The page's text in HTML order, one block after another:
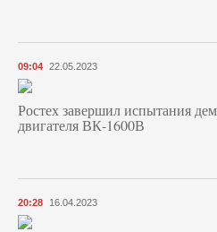
09:04 22.05.2023
Ростех завершил испытания
двигателя ВК-1600В
20:28 16.04.2023